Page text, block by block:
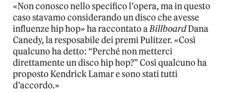
«Non conosco nello specifico l’opera, ma in questo
caso stavamo considerando un disco che avesse
influenze hip hop» ha raccontato aBillboardDana
Canedy, la resposabile dei premi Pulitzer. «Così
qualcuno ha detto: “Perché non metterci
direttamente un disco hip hop?” Così qualcuno ha
proposto Kendrick Lamar e sono stati tutti
d’accordo.»